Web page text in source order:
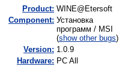
Product: WINE@Etersoft
Component: Установка
программ / MSI
(show other bugs)
Version: 1.0.9
Hardware: PC All